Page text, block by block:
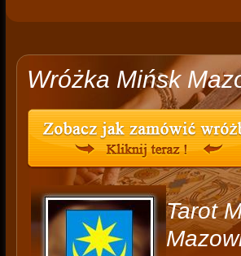
Wróżka Mińsk
Tarot